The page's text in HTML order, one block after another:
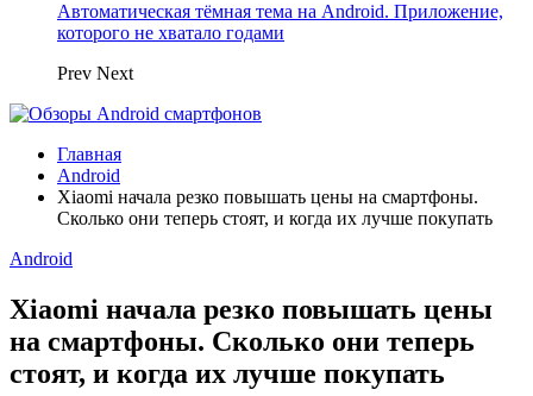
Автоматическая тёмная тема на Android. Приложение,
которого не хватало годами
Prev Next
Главная
Android
Xiaomi начала резко повышать цены на смартфоны.
Сколько они теперь стоят, и когда их лучше покупать
Android
Xiaomi начала резко повышать цены
на смартфоны. Сколько они теперь
стоят, и когда их лучше покупать